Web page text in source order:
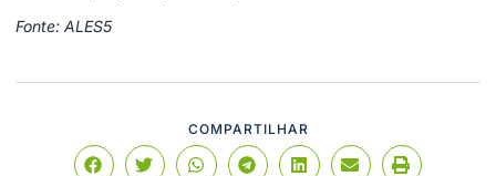
Fonte: ALES5
COMPARTILHAR